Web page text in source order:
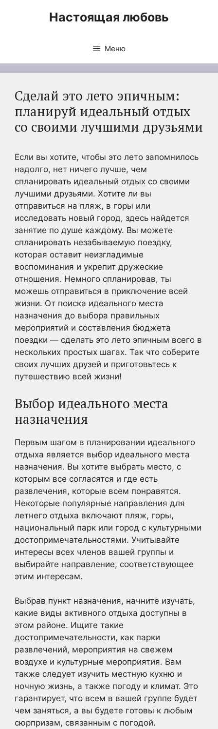
Настоящая любовь
Меню
Сделай это лето эпичным:
планируй идеальный отдых
со своими лучшими друзьями
Если вы хотите, чтобы это лето запомнилось
надолго, нет ничего лучше, чем
спланировать идеальный отдых со своими
лучшими друзьями. Хотите ли вы
отправиться на пляж, в горы или
исследовать новый город, здесь найдется
занятие по душе каждому. Вы можете
спланировать незабываемую поездку,
которая оставит неизгладимые
воспоминания и укрепит дружеские
отношения. Немного спланировав, ты
можешь отправиться в приключение всей
жизни. От поиска идеального места
назначения до выбора правильных
мероприятий и составления бюджета
поездки — сделать это лето эпичным всего в
нескольких простых шагах. Так что соберите
своих лучших друзей и приготовьтесь к
путешествию всей жизни!
Выбор идеального места
назначения
Первым шагом в планировании идеального
отдыха является выбор идеального места
назначения. Вы хотите выбрать место, с
которым все согласятся и где есть
развлечения, которые всем понравятся.
Некоторые популярные направления для
летнего отдыха включают пляж, горы,
национальный парк или город с культурными
достопримечательностями. Учитывайте
интересы всех членов вашей группы и
выбирайте направление, соответствующее
этим интересам.
Выбрав пункт назначения, начните изучать,
какие виды активного отдыха доступны в
этом районе. Ищите такие
достопримечательности, как парки
развлечений, мероприятия на свежем
воздухе и культурные мероприятия. Вам
также следует изучить местную кухню и
ночную жизнь, а также погоду и климат. Это
гарантирует, что всем в вашей группе будет
чем заняться, а вы будете готовы к любым
сюрпризам, связанным с погодой.